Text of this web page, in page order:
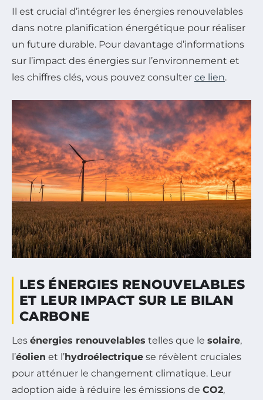
Il est crucial d’intégrer les énergies renouvelables
dans notre planification énergétique pour réaliser
un future durable. Pour davantage d’informations
sur l’impact des énergies sur l’environnement et
les chiffres clés, vous pouvez consulter ce lien.
LES ÉNERGIES RENOUVELABLES
ET LEUR IMPACT SUR LE BILAN
CARBONE
Les énergies renouvelables telles que le solaire,
l’éolien et l’hydroélectrique se révèlent cruciales
pour atténuer le changement climatique. Leur
adoption aide à réduire les émissions de CO2,